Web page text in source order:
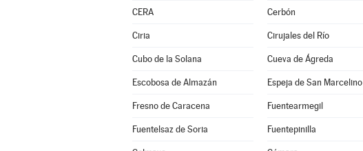
CERA Cerbón
Ciria Cirujales del Río
Cubo de la Solana Cueva de Ágreda
Escobosa de Almazán Espeja de San Marcelino
Fresno de Caracena Fuentearmegil
Fuentelsaz de Soria Fuentepinilla